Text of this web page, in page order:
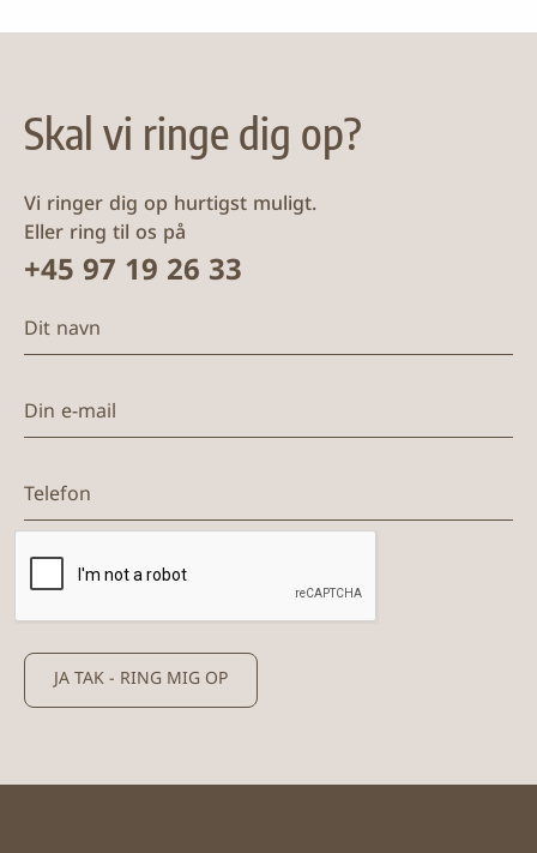
Skal vi ringe dig op?
Vi ringer dig op hurtigst muligt.
Eller ring til os på
+45 97 19 26 33
JA TAK - RING MIG OP